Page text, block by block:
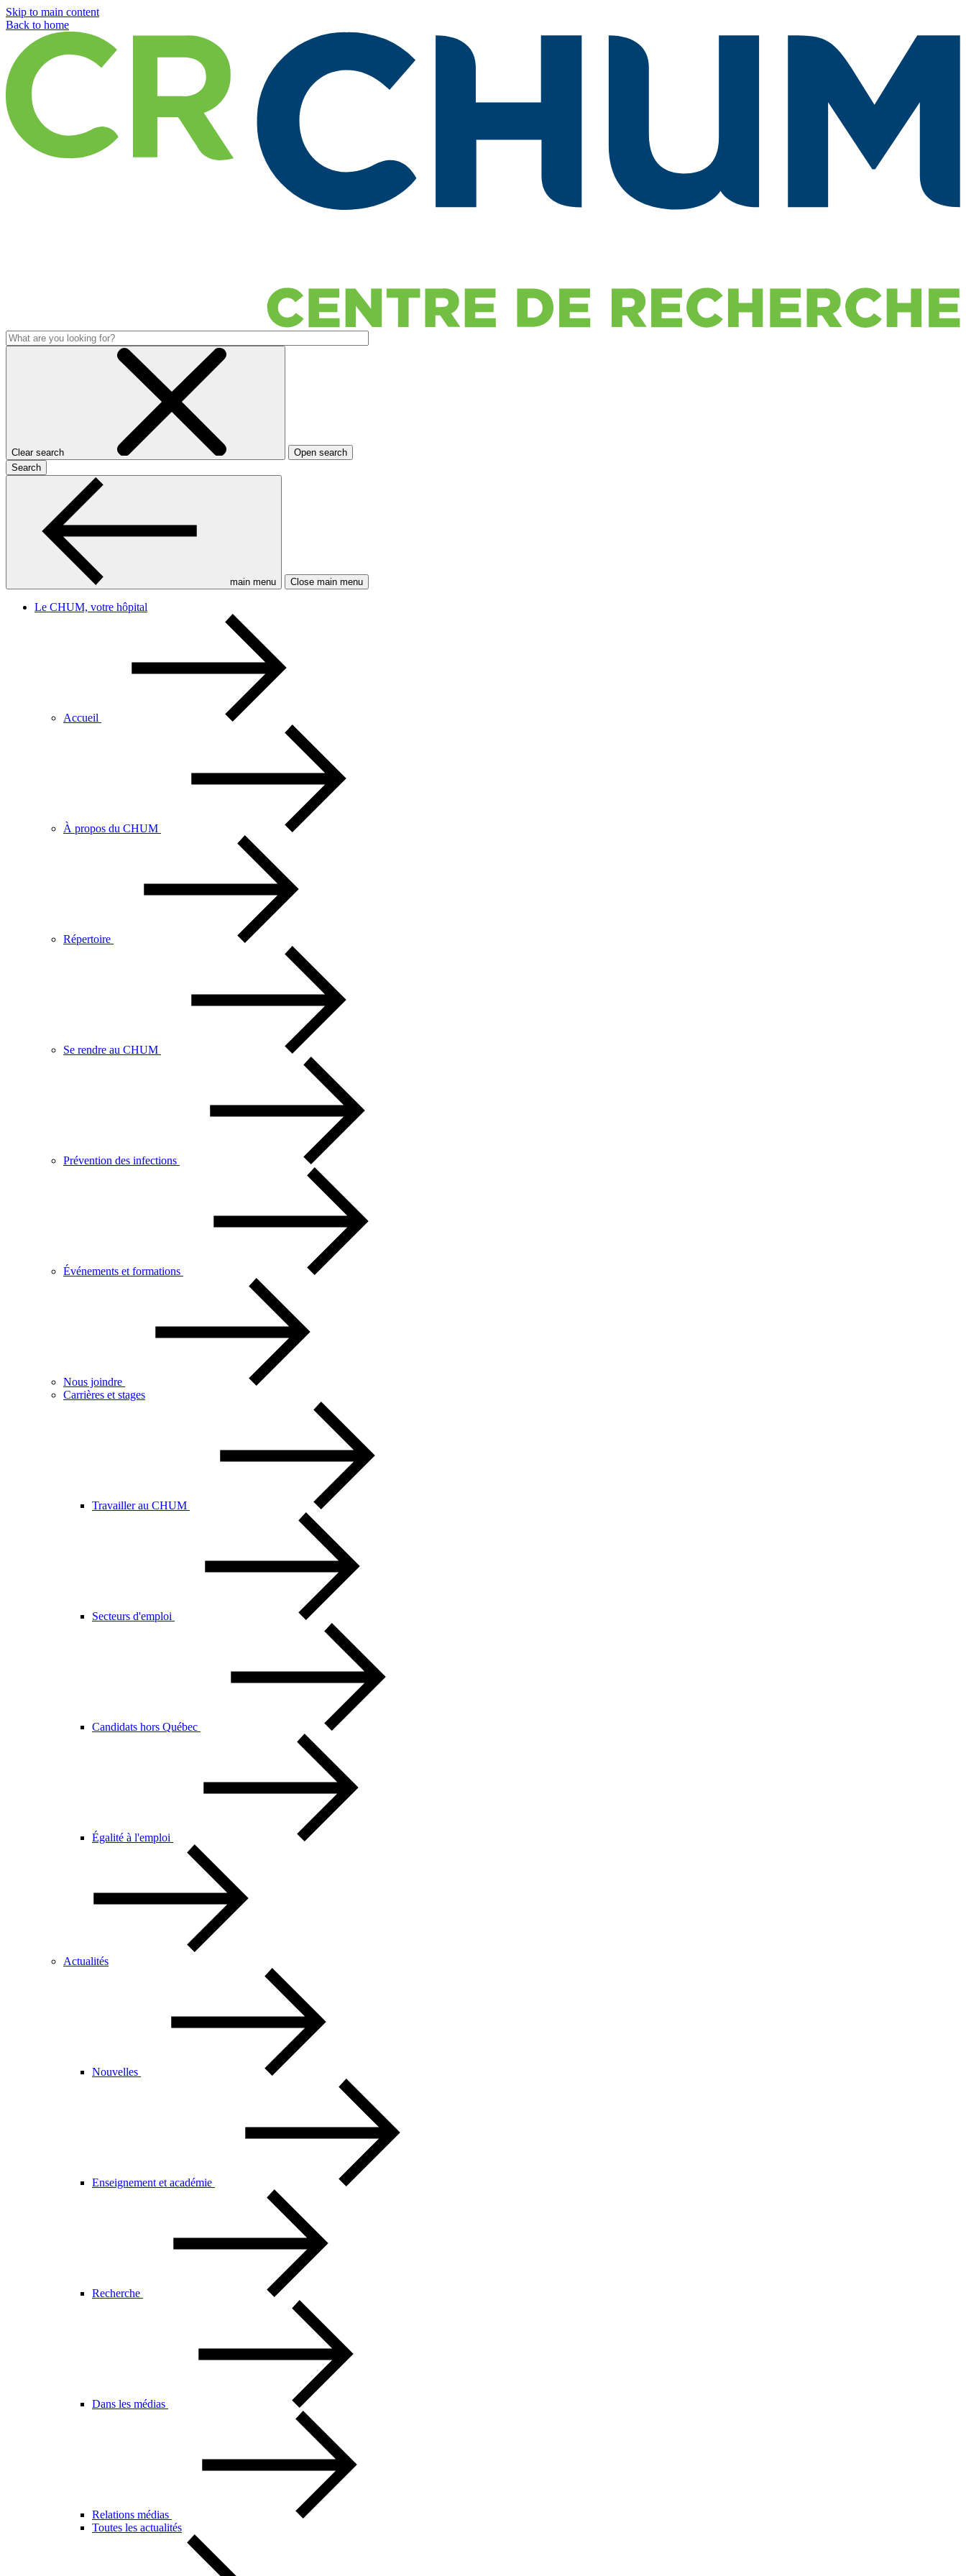
Skip to main content
Back to home
Clear search
Open search
Search
main menu Close main menu
Le CHUM, votre hôpital
Accueil
À propos du CHUM
Répertoire
Se rendre au CHUM
Prévention des infections
Événements et formations
Nous joindre
Carrières et stages
Travailler au CHUM
Secteurs d'emploi
Candidats hors Québec
Égalité à l'emploi
Actualités
Nouvelles
Enseignement et académie
Recherche
Dans les médias
Relations médias
Toutes les actualités